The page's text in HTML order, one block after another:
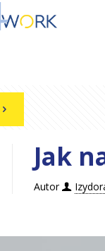
Jak
Autor